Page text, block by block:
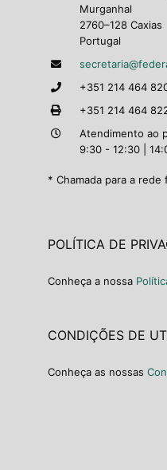
Murganhal
2760–128 Caxias
Portugal
+351 214 464
+351 214 464
Atendimento ao
9:30 - 12:30 |
* Chamada para a rede
POLÍTICA DE
Conheça a nossa
CONDIÇÕES DE
Conheça as nossas